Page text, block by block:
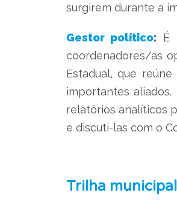
surgirem durante a
Gestor político: É
coordenadores/as
Estadual, que
importantes
relatórios analíticos
e discuti-las com o
Trilha municipal